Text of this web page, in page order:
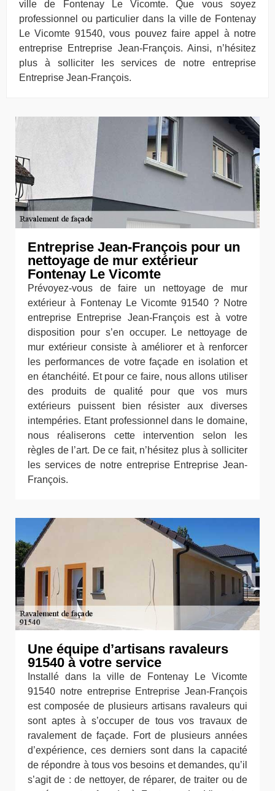
ville de Fontenay Le Vicomte. Que vous soyez
professionnel ou particulier dans la ville de Fontenay
Le Vicomte 91540, vous pouvez faire appel à notre
entreprise Entreprise Jean-François. Ainsi, n’hésitez
plus à solliciter les services de notre entreprise
Entreprise Jean-François.
Entreprise Jean-François pour un
nettoyage de mur extérieur
Fontenay Le Vicomte
Prévoyez-vous de faire un nettoyage de mur
extérieur à Fontenay Le Vicomte 91540 ? Notre
entreprise Entreprise Jean-François est à votre
disposition pour s’en occuper. Le nettoyage de
mur extérieur consiste à améliorer et à renforcer
les performances de votre façade en isolation et
en étanchéité. Et pour ce faire, nous allons utiliser
des produits de qualité pour que vos murs
extérieurs puissent bien résister aux diverses
intempéries. Etant professionnel dans le domaine,
nous réaliserons cette intervention selon les
règles de l’art. De ce fait, n’hésitez plus à solliciter
les services de notre entreprise Entreprise Jean-
François.
Une équipe d’artisans ravaleurs
91540 à votre service
Installé dans la ville de Fontenay Le Vicomte
91540 notre entreprise Entreprise Jean-François
est composée de plusieurs artisans ravaleurs qui
sont aptes à s’occuper de tous vos travaux de
ravalement de façade. Fort de plusieurs années
d’expérience, ces derniers sont dans la capacité
de répondre à tous vos besoins et demandes, qu’il
s’agit de : de nettoyer, de réparer, de traiter ou de